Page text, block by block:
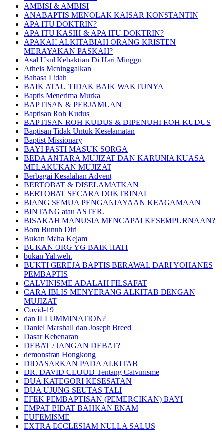
AMBISI & AMBISI
ANABAPTIS MENOLAK KAISAR KONSTANTIN
APA ITU DOKTRIN?
APA ITU KASIH & APA ITU DOKTRIN?
APAKAH ALKITABIAH ORANG KRISTEN
MERAYAKAN PASKAH?
Asal Usul Kebaktian Di Hari Minggu
Atheis Meninggalkan
Bahasa Lidah
BAIK ATAU TIDAK BAIK WAKTUNYA
Baptis Menerima Murka
BAPTISAN & PERJAMUAN
Baptisan Roh Kudus
BAPTISAN ROH KUDUS & DIPENUHI ROH KUDUS
Baptisan Tidak Untuk Keselamatan
Baptist Missionary
BAYI PASTI MASUK SORGA
BEDA ANTARA MUJIZAT DAN KARUNIA KUASA
MELAKUKAN MUJIZAT
Berbagai Kesalahan Advent
BERTOBAT & DISELAMATKAN
BERTOBAT SECARA DOKTRINAL
BIANG SEMUA PENGANIAYAAN KEAGAMAAN
BINTANG atau ASTER.
BISAKAH MANUSIA MENCAPAI KESEMPURNAAN?
Bom Bunuh Diri
Bukan Maha Kejam
BUKAN ORG YG BAIK HATI
bukan Yahweh.
BUKTI GEREJA BAPTIS BERAWAL DARI YOHANES
PEMBAPTIS
CALVINISME ADALAH FILSAFAT
CARA IBLIS MENYERANG ALKITAB DENGAN
MUJIZAT
Covid-19
dan ILLUMMINATION?
Daniel Marshall dan Joseph Breed
Dasar Kebenaran
DEBAT / JANGAN DEBAT?
demonstran Hongkong
DIDASARKAN PADA ALKITAB
DR. DAVID CLOUD Tentang Calvinisme
DUA KATEGORI KESESATAN
DUA UJUNG SEUTAS TALI
EFEK PEMBAPTISAN (PEMERCIKAN) BAYI
EMPAT BIDAT BAHKAN ENAM
EUFEMISME
EXTRA ECCLESIAM NULLA SALUS